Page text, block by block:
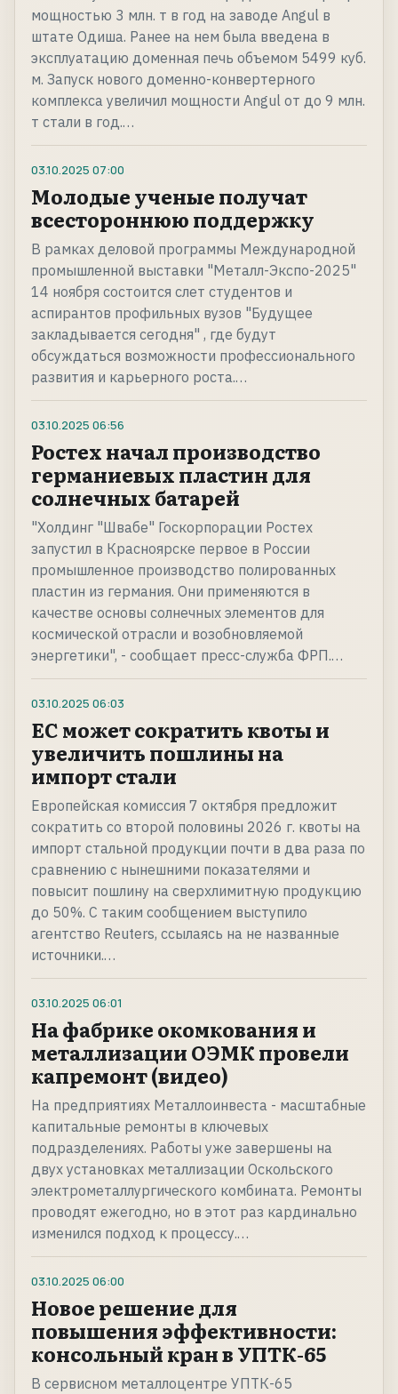
мощностью 3 млн. т в год на заводе Angul в
штате Одиша. Ранее на нем была введена в
эксплуатацию доменная печь объемом 5499 куб.
м. Запуск нового доменно-конвертерного
комплекса увеличил мощности Angul от до 9 млн.
т стали в год.…
03.10.2025 07:00
Молодые ученые получат
всестороннюю поддержку
В рамках деловой программы Международной
промышленной выставки "Металл-Экспо-2025"
14 ноября состоится слет студентов и
аспирантов профильных вузов "Будущее
закладывается сегодня" , где будут
обсуждаться возможности профессионального
развития и карьерного роста.…
03.10.2025 06:56
Ростех начал производство
германиевых пластин для
солнечных батарей
"Холдинг "Швабе" Госкорпорации Ростех
запустил в Красноярске первое в России
промышленное производство полированных
пластин из германия. Они применяются в
качестве основы солнечных элементов для
космической отрасли и возобновляемой
энергетики", - сообщает пресс-служба ФРП.…
03.10.2025 06:03
ЕС может сократить квоты и
увеличить пошлины на
импорт стали
Европейская комиссия 7 октября предложит
сократить со второй половины 2026 г. квоты на
импорт стальной продукции почти в два раза по
сравнению с нынешними показателями и
повысит пошлину на сверхлимитную продукцию
до 50%. С таким сообщением выступило
агентство Reuters, ссылаясь на не названные
источники.…
03.10.2025 06:01
На фабрике окомкования и
металлизации ОЭМК провели
капремонт (видео)
На предприятиях Металлоинвеста - масштабные
капитальные ремонты в ключевых
подразделениях. Работы уже завершены на
двух установках металлизации Оскольского
электрометаллургического комбината. Ремонты
проводят ежегодно, но в этот раз кардинально
изменился подход к процессу.…
03.10.2025 06:00
Новое решение для
повышения эффективности:
консольный кран в УПТК-65
В сервисном металлоцентре УПТК-65